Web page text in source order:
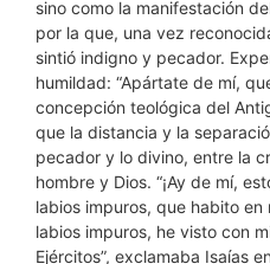
sino como la manifestación
por la que, una vez
sintió indigno y pecador.
humildad: “Apártate de mí,
concepción teológica del
que la distancia y la
pecador y lo divino, entre la
hombre y Dios. “¡Ay de mí,
labios impuros, que habito
labios impuros, he visto con
Ejércitos”, exclamaba Isaías